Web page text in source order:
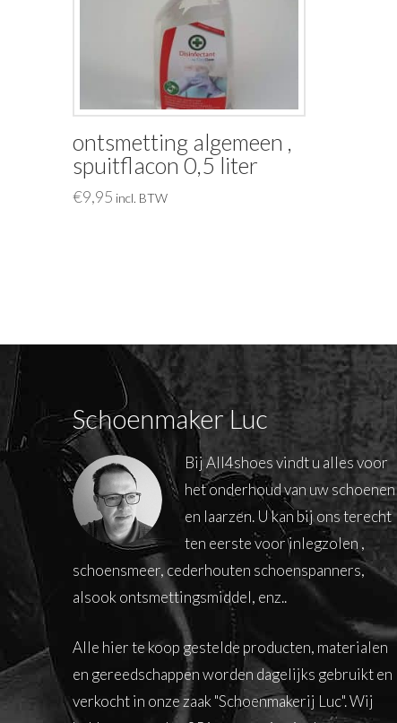
ontsmetting algemeen ,
spuitflacon 0,5 liter
€9,95 incl. BTW
Schoenmaker Luc
Bij All4shoes vindt u alles voor
het onderhoud van uw schoenen
en laarzen. U kan bij ons terecht
ten eerste voor inlegzolen ,
schoensmeer, cederhouten schoenspanners,
alsook ontsmettingsmiddel, enz..
Alle hier te koop gestelde producten, materialen
en gereedschappen worden dagelijks gebruikt en
verkocht in onze zaak "Schoenmakerij Luc". Wij